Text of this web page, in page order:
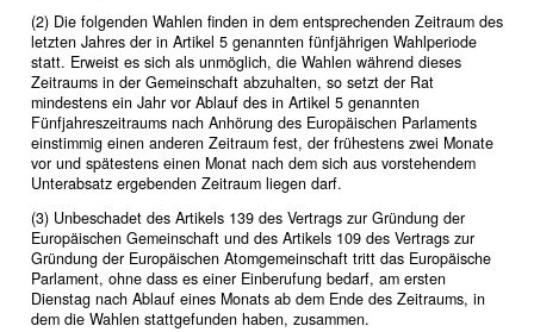
(2) Die folgenden Wahlen finden in dem entsprechenden Zeitraum des
letzten Jahres der in Artikel 5 genannten fünfjährigen Wahlperiode
statt. Erweist es sich als unmöglich, die Wahlen während dieses
Zeitraums in der Gemeinschaft abzuhalten, so setzt der Rat
mindestens ein Jahr vor Ablauf des in Artikel 5 genannten
Fünfjahreszeitraums nach Anhörung des Europäischen Parlaments
einstimmig einen anderen Zeitraum fest, der frühestens zwei Monate
vor und spätestens einen Monat nach dem sich aus vorstehendem
Unterabsatz ergebenden Zeitraum liegen darf.
(3) Unbeschadet des Artikels 139 des Vertrags zur Gründung der
Europäischen Gemeinschaft und des Artikels 109 des Vertrags zur
Gründung der Europäischen Atomgemeinschaft tritt das Europäische
Parlament, ohne dass es einer Einberufung bedarf, am ersten
Dienstag nach Ablauf eines Monats ab dem Ende des Zeitraums, in
dem die Wahlen stattgefunden haben, zusammen.